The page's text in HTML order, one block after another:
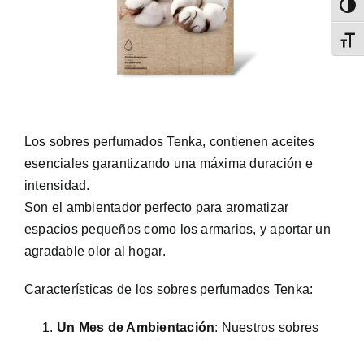
Los sobres perfumados Tenka, contienen aceites
esenciales garantizando una máxima duración e
intensidad.
Son el ambientador perfecto para aromatizar
espacios pequeños como los armarios, y aportar un
agradable olor al hogar.
Características de los sobres perfumados Tenka:
Un Mes de Ambientación: Nuestros sobres